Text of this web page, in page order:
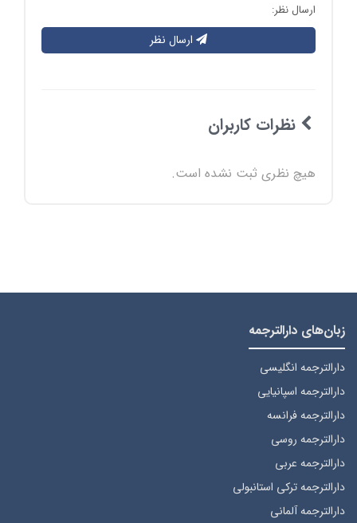
ارسال نظر:
ارسال نظر
نظرات کاربران
هیچ نظری ثبت نشده است.
زبان‌های دارالترجمه
دارالترجمه انگلیسی
دارالترجمه اسپانیایی
دارالترجمه فرانسه
دارالترجمه روسی
دارالترجمه عربی
دارالترجمه ترکی استانبولی
دارالترجمه آلمانی